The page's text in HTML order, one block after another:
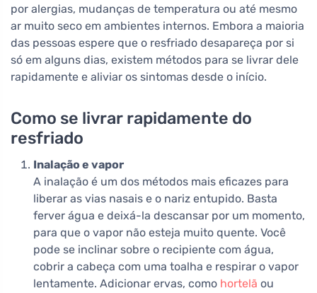
por alergias, mudanças de temperatura ou até mesmo
ar muito seco em ambientes internos. Embora a maioria
das pessoas espere que o resfriado desapareça por si
só em alguns dias, existem métodos para se livrar dele
rapidamente e aliviar os sintomas desde o início.
Como se livrar rapidamente do
resfriado
Inalação e vapor
A inalação é um dos métodos mais eficazes para
liberar as vias nasais e o nariz entupido. Basta
ferver água e deixá-la descansar por um momento,
para que o vapor não esteja muito quente. Você
pode se inclinar sobre o recipiente com água,
cobrir a cabeça com uma toalha e respirar o vapor
lentamente. Adicionar ervas, como hortelã ou